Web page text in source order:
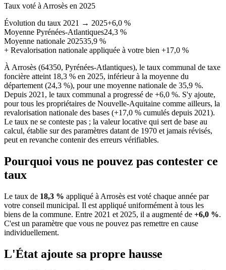
Taux voté à Arrosès en 2025
Évolution du taux 2021 → 2025+6,0 %
Moyenne Pyrénées-Atlantiques24,3 %
Moyenne nationale 202535,9 %
+ Revalorisation nationale appliquée à votre bien +17,0 %
À Arrosès (64350, Pyrénées-Atlantiques), le taux communal de taxe
foncière atteint 18,3 % en 2025, inférieur à la moyenne du
département (24,3 %), pour une moyenne nationale de 35,9 %.
Depuis 2021, le taux communal a progressé de +6,0 %. S'y ajoute,
pour tous les propriétaires de Nouvelle-Aquitaine comme ailleurs, la
revalorisation nationale des bases (+17,0 % cumulés depuis 2021).
Le taux ne se conteste pas ; la valeur locative qui sert de base au
calcul, établie sur des paramètres datant de 1970 et jamais révisés,
peut en revanche contenir des erreurs vérifiables.
Pourquoi vous ne pouvez pas contester ce
taux
Le taux de 18,3 % appliqué à Arrosès est voté chaque année par
votre conseil municipal. Il est appliqué uniformément à tous les
biens de la commune. Entre 2021 et 2025, il a augmenté de +6,0 %.
C'est un paramètre que vous ne pouvez pas remettre en cause
individuellement.
L'État ajoute sa propre hausse